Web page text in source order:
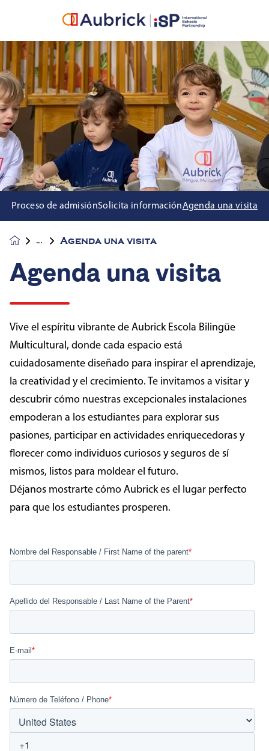
Proceso de admisiónSolicita informaciónAgenda una visita
Agenda una visita
Agenda una visita
Vive el espíritu vibrante de Aubrick Escola Bilingüe
Multicultural, donde cada espacio está
cuidadosamente diseñado para inspirar el aprendizaje,
la creatividad y el crecimiento. Te invitamos a visitar y
descubrir cómo nuestras excepcionales instalaciones
empoderan a los estudiantes para explorar sus
pasiones, participar en actividades enriquecedoras y
florecer como individuos curiosos y seguros de sí
mismos, listos para moldear el futuro.
Déjanos mostrarte cómo Aubrick es el lugar perfecto
para que los estudiantes prosperen.